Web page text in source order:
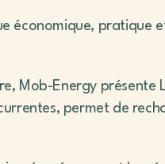
économique, pratique
Mob-Energy présente
permet de